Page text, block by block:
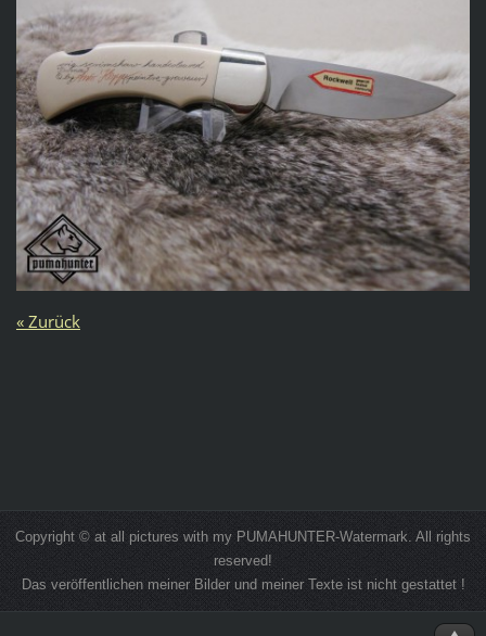
« Zurück
Copyright © at all pictures with my PUMAHUNTER-Watermark. All rights
reserved!
Das veröffentlichen meiner Bilder und meiner Texte ist nicht gestattet !